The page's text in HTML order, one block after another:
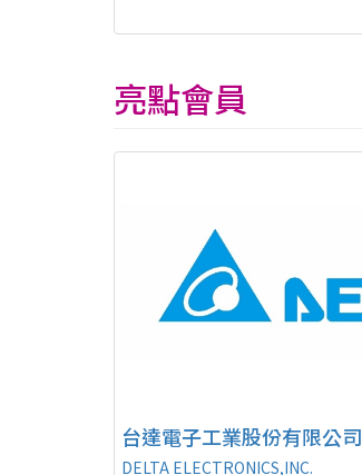
亮點會員
台達電子工業股份有限公司
DELTA ELECTRONICS,INC.